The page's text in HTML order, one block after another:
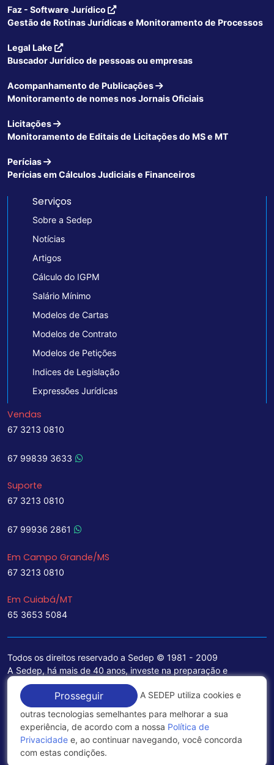
Faz - Software Jurídico
Gestão de Rotinas Jurídicas e Monitoramento de Processos
Legal Lake
Buscador Jurídico de pessoas ou empresas
Acompanhamento de Publicações
Monitoramento de nomes nos Jornais Oficiais
Licitações
Monitoramento de Editais de Licitações do MS e MT
Perícias
Perícias em Cálculos Judiciais e Financeiros
Serviços
Sobre a Sedep
Notícias
Artigos
Cálculo do IGPM
Salário Mínimo
Modelos de Cartas
Modelos de Contrato
Modelos de Petições
Indices de Legislação
Expressões Jurídicas
Vendas
67 3213 0810
67 99839 3633
Suporte
67 3213 0810
67 99936 2861
Em Campo Grande/MS
67 3213 0810
Em Cuiabá/MT
65 3653 5084
Todos os direitos reservado a Sedep © 1981 - 2009
A Sedep, há mais de 40 anos, investe na preparação e
treinamento de funcionários e na aquisição de tecnologia de
ponta para a ampliação de seu portfólio de serviços voltados
para a área jurídica, que contemplam informações seguras e
excelentes soluções empresariais.
Política de Privacidade
Prosseguir
A SEDEP utiliza cookies e
outras tecnologias semelhantes para melhorar a sua
experiência, de acordo com a nossa Política de
Privacidade e, ao continuar navegando, você concorda
com estas condições.